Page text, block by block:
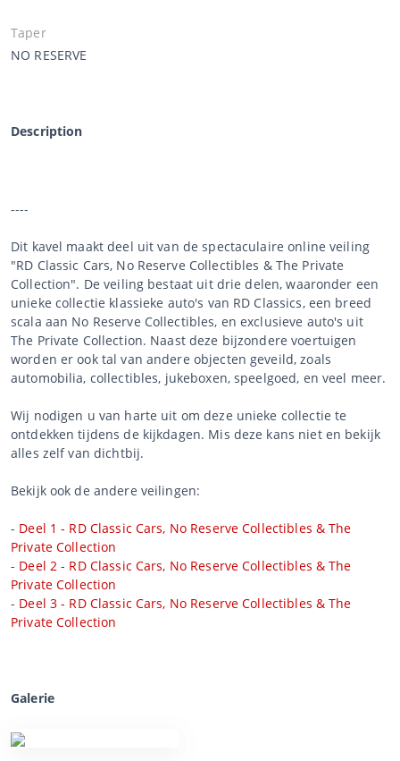
Taper
NO RESERVE
Description
----
Dit kavel maakt deel uit van de spectaculaire online veiling
"RD Classic Cars, No Reserve Collectibles & The Private
Collection". De veiling bestaat uit drie delen, waaronder een
unieke collectie klassieke auto's van RD Classics, een breed
scala aan No Reserve Collectibles, en exclusieve auto's uit
The Private Collection. Naast deze bijzondere voertuigen
worden er ook tal van andere objecten geveild, zoals
automobilia, collectibles, jukeboxen, speelgoed, en veel meer.
Wij nodigen u van harte uit om deze unieke collectie te
ontdekken tijdens de kijkdagen. Mis deze kans niet en bekijk
alles zelf van dichtbij.
Bekijk ook de andere veilingen:
- Deel 1 - RD Classic Cars, No Reserve Collectibles & The
Private Collection
- Deel 2 - RD Classic Cars, No Reserve Collectibles & The
Private Collection
- Deel 3 - RD Classic Cars, No Reserve Collectibles & The
Private Collection
Galerie